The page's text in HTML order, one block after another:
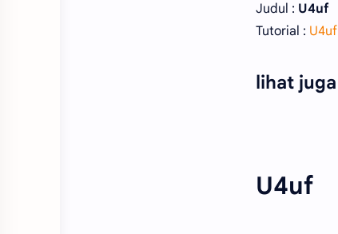
Judul : U4uf
Tutorial : U4uf
lihat juga
U4uf